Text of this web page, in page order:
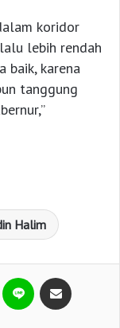
koridor
lebih rendah
baik, karena
tanggung
Halim